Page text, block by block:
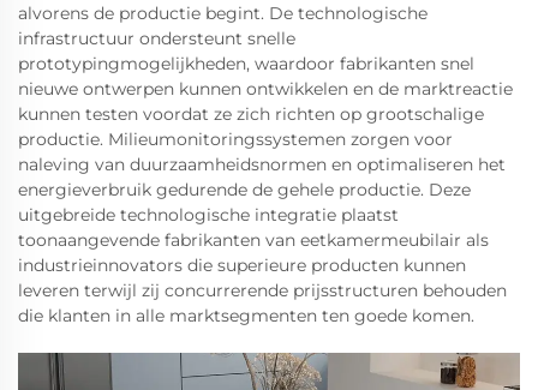
alvorens de productie begint. De technologische
infrastructuur ondersteunt snelle
prototypingmogelijkheden, waardoor fabrikanten snel
nieuwe ontwerpen kunnen ontwikkelen en de marktreactie
kunnen testen voordat ze zich richten op grootschalige
productie. Milieumonitoringssystemen zorgen voor
naleving van duurzaamheidsnormen en optimaliseren het
energieverbruik gedurende de gehele productie. Deze
uitgebreide technologische integratie plaatst
toonaangevende fabrikanten van eetkamermeubilair als
industrieinnovators die superieure producten kunnen
leveren terwijl zij concurrerende prijsstructuren behouden
die klanten in alle marktsegmenten ten goede komen.